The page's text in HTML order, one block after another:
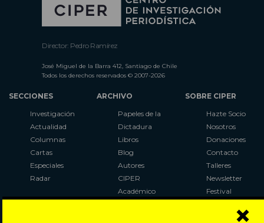
×
Director: Pedro Ramírez
José Miguel de la Barra 412, Santiago de Chile
Todos los derechos reservados © 2007-2026
SECCIONES
Investigación
Actualidad
Columnas
Cartas
Especiales
Radar
ARCHIVO
Papeles de la
Dictadura
Libros
Blog
Autores
CIPER
Académico
SOBRE CIPER
Hazte Socio
Nosotros
Donaciones
Contacto
Talleres
Newsletter
Festival